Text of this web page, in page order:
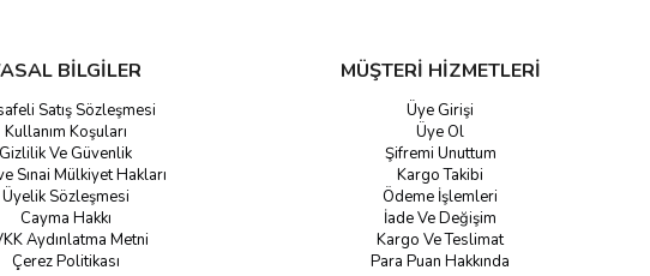
BİLGİLER
Satış Sözleşmesi
Kullanım Koşuları
Gizlilik Ve Güvenlik
Sınai Mülkiyet Hakları
Üyelik Sözleşmesi
Cayma Hakkı
Aydınlatma Metni
Çerez Politikası
MÜŞTERİ HİZMETLERİ
Üye Girişi
Üye Ol
Şifremi Unuttum
Kargo Takibi
Ödeme İşlemleri
İade Ve Değişim
Kargo Ve Teslimat
Para Puan Hakkında